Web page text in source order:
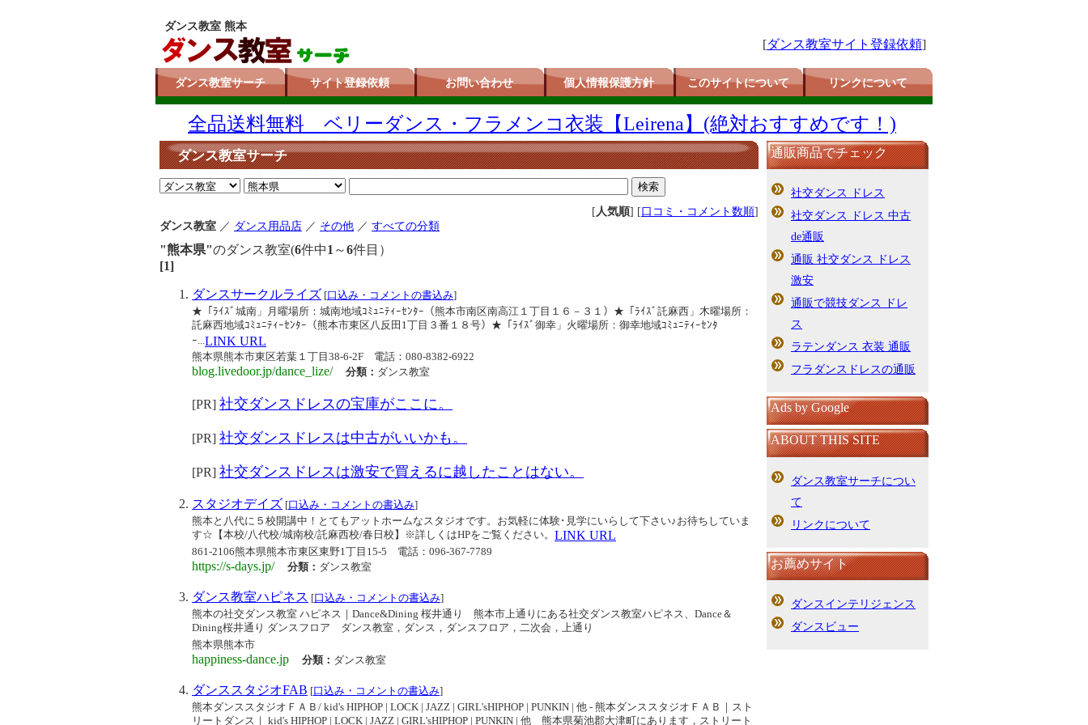
ダンス教室 熊本
[ダンス教室サイト登録依頼]
ダンス教室サーチ サイト登録依頼 お問い合わせ 個人情報保護方針 このサイトについて リンクについて
全品送料無料 ベリーダンス・フラメンコ衣装【Leirena】(絶対おすすめです！)
ダンス教室サーチ
[ 人気順] [ 口コミ・コメント数順]
ダンス教室 ／ ダンス用品店 ／ その他 ／ すべての分類
"熊本県"のダンス教室(6件中1 ～6件目）
[1]
ダンスサークルライズ [口込み・コメントの書込み]
★「ﾗｲｽﾞ城南」月曜場所：城南地域ｺﾐｭﾆﾃｨｰｾﾝﾀｰ（熊本市南区南高江１丁目１６－３１）★「ﾗｲｽﾞ託麻西」木曜場所：
託麻西地域ｺﾐｭﾆﾃｨｰｾﾝﾀｰ（熊本市東区八反田1丁目３番１８号）★「ﾗｲｽﾞ御幸」火曜場所：御幸地域ｺﾐｭﾆﾃｨｰｾﾝﾀ
ｰ...LINK URL
熊本県熊本市東区若葉１丁目38-6-2F 電話：080-8382-6922
blog.livedoor.jp/dance_lize/ 分類： ダンス教室
[PR] 社交ダンスドレスの宝庫がここに。
[PR] 社交ダンスドレスは中古がいいかも。
[PR] 社交ダンスドレスは激安で買えるに越したことはない。
スタジオデイズ [口込み・コメントの書込み]
熊本と八代に５校開講中！とてもアットホームなスタジオです。お気軽に体験･見学にいらして下さい♪お待ちしていま
す☆【本校/八代校/城南校/託麻西校/春日校】※詳しくはHPをご覧ください。 LINK URL
861-2106熊本県熊本市東区東野1丁目15-5 電話：096-367-7789
https://s-days.jp/ 分類： ダンス教室
ダンス教室ハピネス [口込み・コメントの書込み]
熊本の社交ダンス教室 ハピネス｜Dance&Dining 桜井通り 熊本市上通りにある社交ダンス教室ハピネス、Dance＆
Dining桜井通り ダンスフロア ダンス教室，ダンス，ダンスフロア，二次会，上通り
熊本県熊本市
happiness-dance.jp 分類： ダンス教室
ダンススタジオFAB [口込み・コメントの書込み]
熊本ダンススタジオＦＡＢ/ kid's HIPHOP | LOCK | JAZZ | GIRL'sHIPHOP | PUNKIN | 他 - 熊本ダンススタジオＦＡＢ｜スト
リートダンス｜ kid's HIPHOP | LOCK | JAZZ | GIRL'sHIPHOP | PUNKIN | 他 熊本県菊池郡大津町にあります，ストリート
通販商品でチェック
社交ダンス ドレス
社交ダンス ドレス 中古
de通販
通販 社交ダンス ドレス
激安
通販で競技ダンス ドレ
ス
ラテンダンス 衣装 通販
フラダンスドレスの通販
Ads by Google
ABOUT THIS SITE
ダンス教室サーチについ
て
リンクについて
お薦めサイト
ダンスインテリジェンス
ダンスビュー